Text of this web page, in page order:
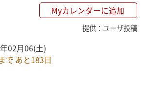
Myカレンダーに追加
提供： ユーザ投稿
02月06(土)
で あと183日